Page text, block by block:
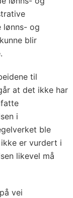
lønns- og
blir
til
at det ikke har
i
ble
er vurdert i
likevel må
vei